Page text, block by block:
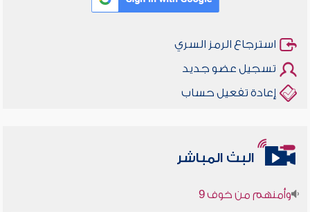
استرجاع الرمز السري
تسجيل عضو جديد
إعادة تفعيل حساب
البث المباشر
أخلاقنا أصالة ومعاصرة
وأمنهم من خوف 9